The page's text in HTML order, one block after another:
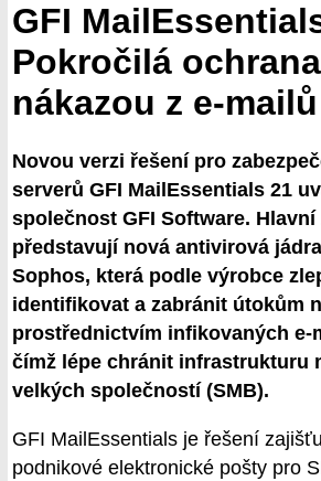
GFI
Pokročilá
nákazou z e-mailů
Novou verzi řešení pro
serverů GFI MailEssentials 21
společnost GFI Software. Hlavní
představují nová antivirová
Sophos, která podle výrobce
identifikovat a zabránit útokům
prostřednictvím infikovaných e-
čímž lépe chránit infrastrukturu
velkých společností (SMB).
GFI MailEssentials je řešení
podnikové elektronické pošty pro